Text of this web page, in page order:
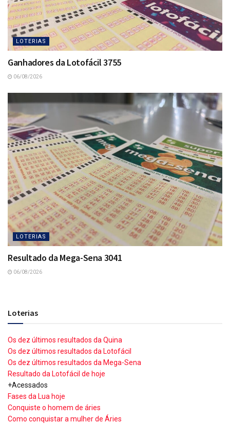
LOTERIAS
Ganhadores da Lotofácil 3755
06/08/2026
LOTERIAS
Resultado da Mega-Sena 3041
06/08/2026
Loterias
Os dez últimos resultados da Quina
Os dez últimos resultados da Lotofácil
Os dez últimos resultados da Mega-Sena
Resultado da Lotofácil de hoje
+Acessados
Fases da Lua hoje
Conquiste o homem de áries
Como conquistar a mulher de Áries